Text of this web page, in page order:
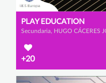
PLAY EDUCATION
+20